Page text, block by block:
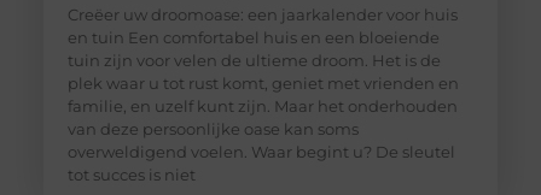
Creëer uw droomoase: een jaarkalender voor huis
en tuin Een comfortabel huis en een bloeiende
tuin zijn voor velen de ultieme droom. Het is de
plek waar u tot rust komt, geniet met vrienden en
familie, en uzelf kunt zijn. Maar het onderhouden
van deze persoonlijke oase kan soms
overweldigend voelen. Waar begint u? De sleutel
tot succes is niet